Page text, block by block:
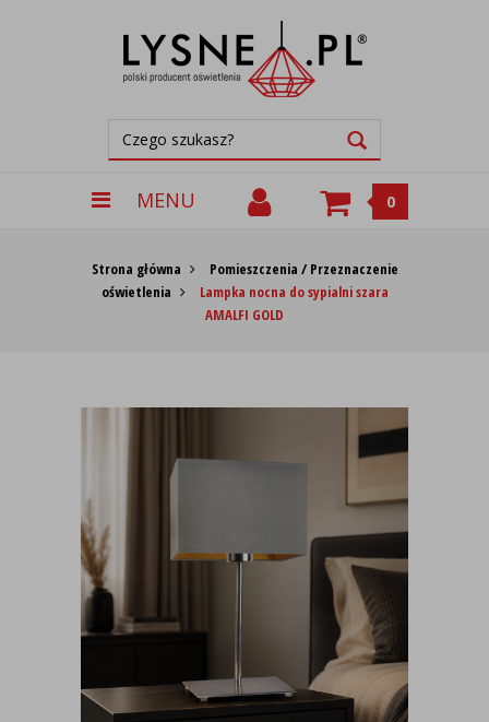
MENU 0
Strona główna
Pomieszczenia / Przeznaczenie
oświetlenia
Lampka nocna do sypialni szara
AMALFI GOLD